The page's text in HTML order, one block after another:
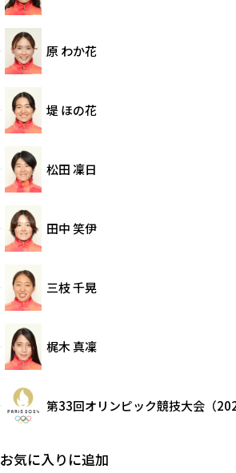
原 わか花
堤 ほの花
松田 凜日
田中 笑伊
三枝 千晃
梶木 真凜
第33回オリンピック競技大会（
お気に入りに追加